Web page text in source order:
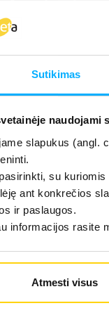
Sutikimas
naudojami
slapukus (angl.
su
ant konkrečios
ir paslaugos.
informacijos rasite
Atmesti visus
įmonės IT
ir įmonės vadovų
dėmesio IT
aptarnauti
– su
nuo beveik 60